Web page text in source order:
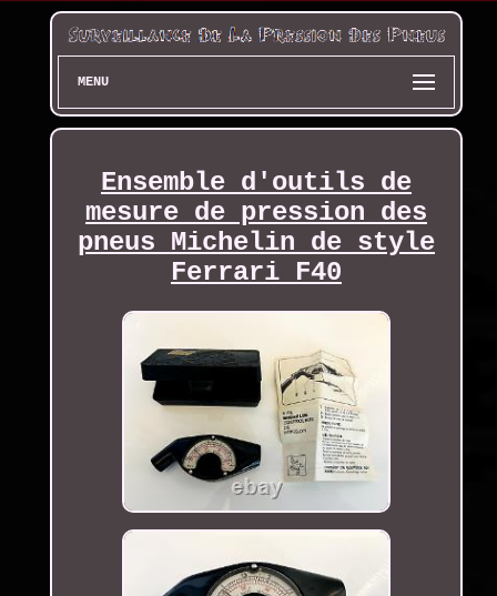
MENU
Ensemble d'outils de
mesure de pression des
pneus Michelin de style
Ferrari F40